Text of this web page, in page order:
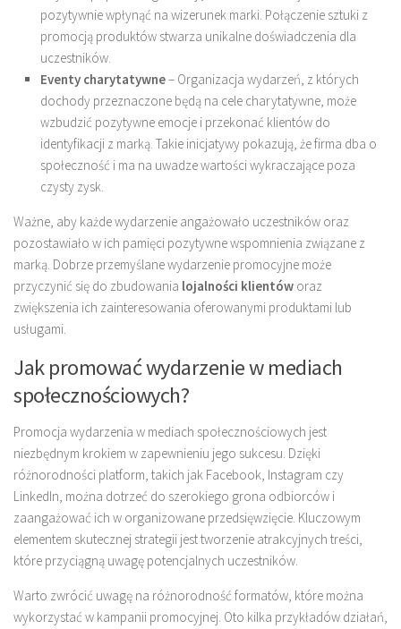
pozytywnie wpłynąć na wizerunek marki. Połączenie sztuki z
promocją produktów stwarza unikalne doświadczenia dla
uczestników.
Eventy charytatywne– Organizacja wydarzeń, z których
dochody przeznaczone będą na cele charytatywne, może
wzbudzić pozytywne emocje i przekonać klientów do
identyfikacji z marką. Takie inicjatywy pokazują, że firma dba o
społeczność i ma na uwadze wartości wykraczające poza
czysty zysk.
Ważne, aby każde wydarzenie angażowało uczestników oraz
pozostawiało w ich pamięci pozytywne wspomnienia związane z
marką. Dobrze przemyślane wydarzenie promocyjne może
przyczynić się do zbudowania lojalności klientów oraz
zwiększenia ich zainteresowania oferowanymi produktami lub
usługami.
Jak promować wydarzenie w mediach
społecznościowych?
Promocja wydarzenia w mediach społecznościowych jest
niezbędnym krokiem w zapewnieniu jego sukcesu. Dzięki
różnorodności platform, takich jak Facebook, Instagram czy
LinkedIn, można dotrzeć do szerokiego grona odbiorców i
zaangażować ich w organizowane przedsięwzięcie. Kluczowym
elementem skutecznej strategii jest tworzenie atrakcyjnych treści,
które przyciągną uwagę potencjalnych uczestników.
Warto zwrócić uwagę na różnorodność formatów, które można
wykorzystać w kampanii promocyjnej. Oto kilka przykładów działań,